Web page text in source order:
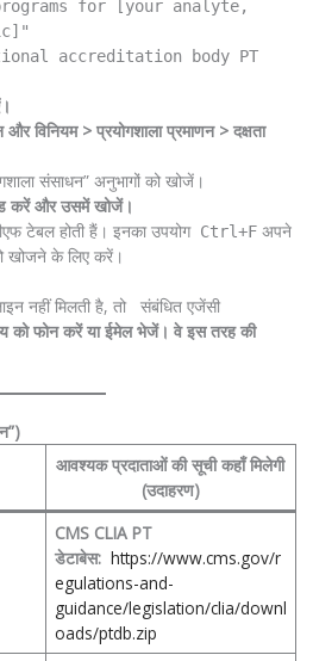
for [your analyte,
accreditation body PT
और विनियम > प्रयोगशाला प्रमाणन > दक्षता
संसाधन” अनुभागों को खोजें।
करें और उसमें खोजें।
टेबल होती हैं। इनका उपयोग Ctrl+F अपने
खोजने के लिए करें।
नहीं मिलती है, तो संबंधित एजेंसी
को फोन करें या ईमेल भेजें। वे इस तरह की
आवश्यक प्रदाताओं की सूची कहाँ मिलेगी
(उदाहरण)
CMS CLIA PT
डेटाबेस: https://www.cms.gov/r
egulations-and-
guidance/legislation/clia/downl
oads/ptdb.zip